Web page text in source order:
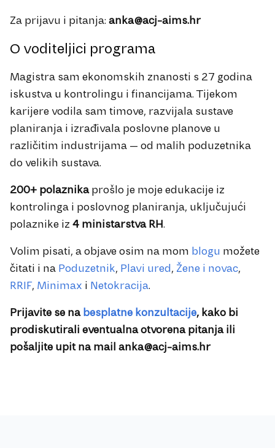
Za prijavu i pitanja: anka@acj-aims.hr
O voditeljici programa
Magistra sam ekonomskih znanosti s 27 godina
iskustva u kontrolingu i financijama. Tijekom
karijere vodila sam timove, razvijala sustave
planiranja i izrađivala poslovne planove u
različitim industrijama — od malih poduzetnika
do velikih sustava.
200+ polaznikaprošlo je moje edukacije iz
kontrolinga i poslovnog planiranja, uključujući
polaznike iz 4 ministarstva RH.
Volim pisati, a objave osim na mom blogu možete
čitati i na Poduzetnik, Plavi ured , Žene i novac,
RRIF, Minimax i Netokracija.
Prijavite se na besplatne konzultacije, kako bi
prodiskutirali eventualna otvorena pitanja ili
pošaljite upit na mail anka@acj-aims.hr